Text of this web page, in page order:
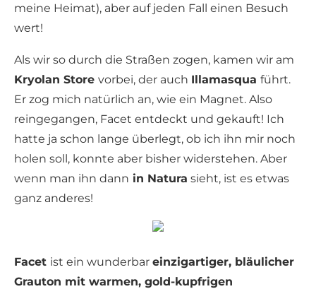
meine Heimat), aber auf jeden Fall einen Besuch
wert!
Als wir so durch die Straßen zogen, kamen wir am
Kryolan Store vorbei, der auch Illamasqua führt.
Er zog mich natürlich an, wie ein Magnet. Also
reingegangen, Facet entdeckt und gekauft! Ich
hatte ja schon lange überlegt, ob ich ihn mir noch
holen soll, konnte aber bisher widerstehen. Aber
wenn man ihn dann in Natura sieht, ist es etwas
ganz anderes!
Facet ist ein wunderbar einzigartiger, bläulicher
Grauton mit warmen, gold-kupfrigen